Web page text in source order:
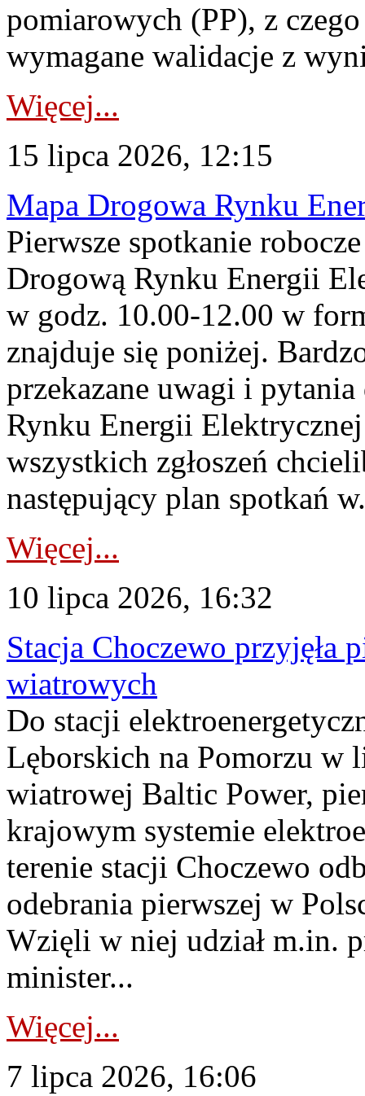
pomiarowych (PP), z
wymagane walidacje z
Więcej...
15 lipca 2026, 12:15
Mapa Drogowa Rynku
Pierwsze spotkanie
Drogową Rynku Energii
w godz. 10.00-12.00 w
znajduje się poniżej.
przekazane uwagi i
Rynku Energii
wszystkich zgłoszeń
następujący plan spotkań
Więcej...
10 lipca 2026, 16:32
Stacja Choczewo przyjęła
wiatrowych
Do stacji
Lęborskich na Pomorzu w
wiatrowej Baltic Power,
krajowym systemie
terenie stacji Choczewo
odebrania pierwszej w
Wzięli w niej udział m.in.
minister...
Więcej...
7 lipca 2026, 16:06